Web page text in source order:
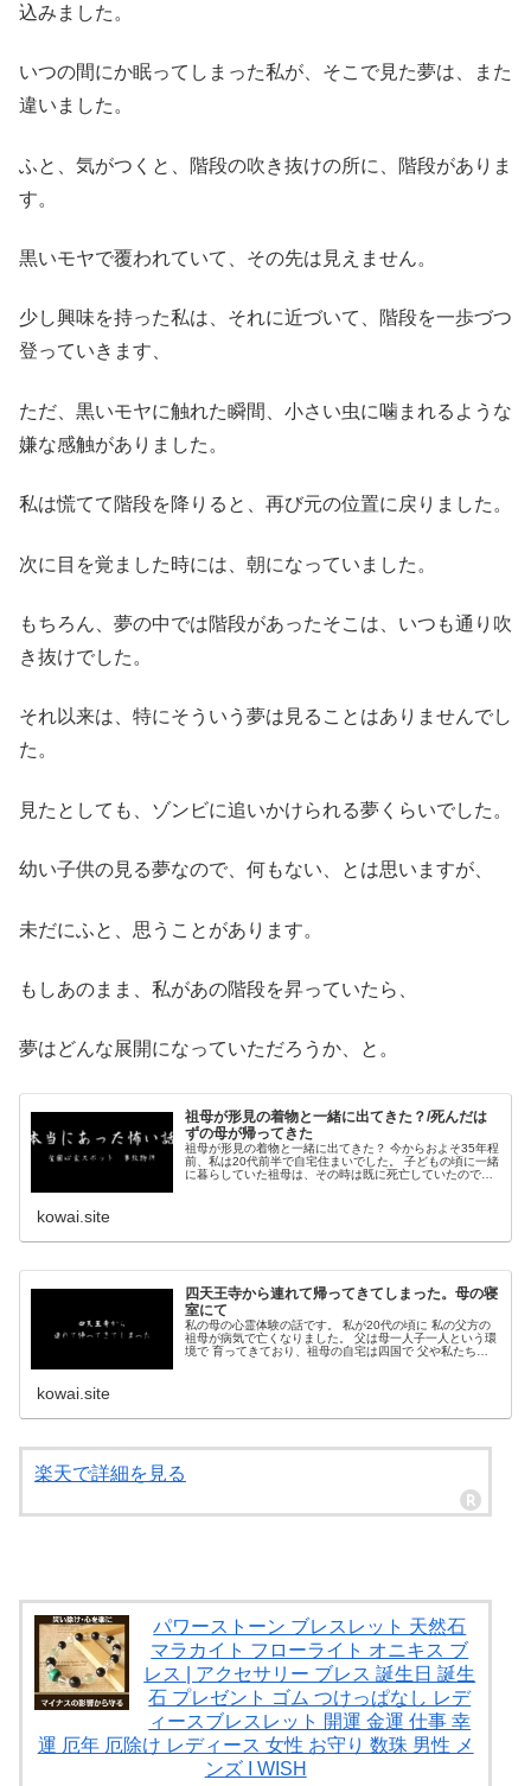
込みました。
いつの間にか眠ってしまった私が、そこで見た夢は、また
違いました。
ふと、気がつくと、階段の吹き抜けの所に、階段がありま
す。
黒いモヤで覆われていて、その先は見えません。
少し興味を持った私は、それに近づいて、階段を一歩づつ
登っていきます、
ただ、黒いモヤに触れた瞬間、小さい虫に噛まれるような
嫌な感触がありました。
私は慌てて階段を降りると、再び元の位置に戻りました。
次に目を覚ました時には、朝になっていました。
もちろん、夢の中では階段があったそこは、いつも通り吹
き抜けでした。
それ以来は、特にそういう夢は見ることはありませんでし
た。
見たとしても、ゾンビに追いかけられる夢くらいでした。
幼い子供の見る夢なので、何もない、とは思いますが、
未だにふと、思うことがあります。
もしあのまま、私があの階段を昇っていたら、
夢はどんな展開になっていただろうか、と。
祖母が形見の着物と一緒に出てきた？/死んだは
ずの母が帰ってきた
祖母が形見の着物と一緒に出てきた？ 今からおよそ35年程
前、私は20代前半で自宅住まいでした。 子どもの頃に一緒
に暮らしていた祖母は、その時は既に死亡していたのです
kowai.site
四天王寺から連れて帰ってきてしまった。母の寝
室にて
私の母の心霊体験の話です。 私が20代の頃に 私の父方の
祖母が病気で亡くなりました。 父は母一人子一人という環
境で 育ってきており、祖母の自宅は四国で 父や私たち家
kowai.site
楽天で詳細を見る
パワーストーン ブレスレット 天然石
マラカイト フローライト オニキス ブ
レス | アクセサリー ブレス 誕生日 誕生
石 プレゼント ゴム つけっぱなし レデ
ィースブレスレット 開運 金運 仕事 幸
運 厄年 厄除け レディース 女性 お守り 数珠 男性 メ
ンズ I WISH